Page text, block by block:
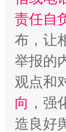
责任自
布，让
举报的
观点和
向 ，
造良好